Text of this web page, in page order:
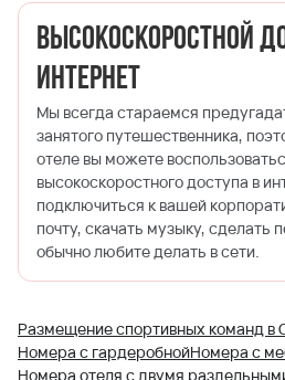
Высокоскоростной
Интернет
Мы всегда стараемся
занятого путешественника,
отеле вы можете
высокоскоростного доступа в
подключиться к вашей
почту, скачать музыку, сделать
обычно любите делать в сети.
Размещение спортивных команд в
Номера с гардеробнойНомера с
Номера отеля с двумя